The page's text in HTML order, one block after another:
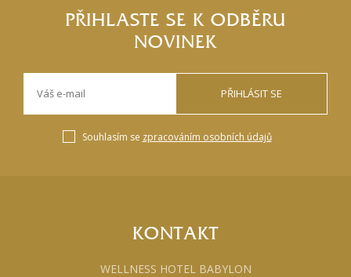
PŘIHLASTE SE K ODBĚRU
NOVINEK
PŘIHLÁSIT SE
Souhlasím se zpracováním osobních údajů
KONTAKT
WELLNESS HOTEL BABYLON